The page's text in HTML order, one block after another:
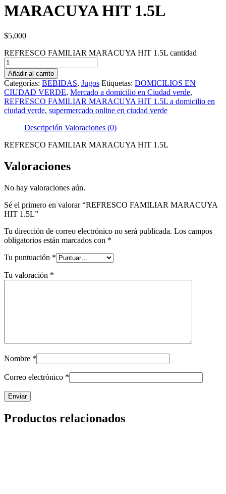
MARACUYA HIT 1.5L
$5,000
REFRESCO FAMILIAR MARACUYA HIT 1.5L cantidad
Añadir al carrito
Categorías: BEBIDAS, Jugos Etiquetas: DOMICILIOS EN
CIUDAD VERDE, Mercado a domicilio en Ciudad verde,
REFRESCO FAMILIAR MARACUYA HIT 1.5L a domicilio en
ciudad verde, supermercado online en ciudad verde
Descripción Valoraciones (0)
REFRESCO FAMILIAR MARACUYA HIT 1.5L
Valoraciones
No hay valoraciones aún.
Sé el primero en valorar “REFRESCO FAMILIAR MARACUYA
HIT 1.5L”
Tu dirección de correo electrónico no será publicada. Los campos
obligatorios están marcados con *
Tu puntuación *
Tu valoración *
Nombre *
Correo electrónico *
Productos relacionados